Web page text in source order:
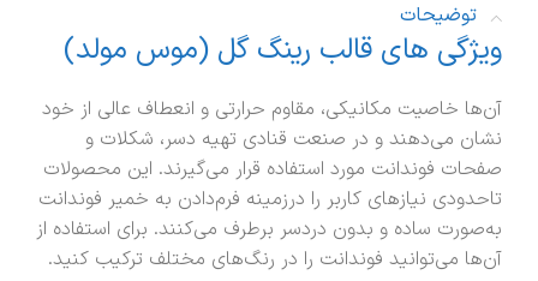
توضیحات
ویژگی های قالب رینگ گل (موس مولد)
آن‌ها خاصیت مکانیکی، مقاوم حرارتی و انعطاف عالی از خود
نشان می‌دهند و در صنعت قنادی تهیه دسر، شکلات و
صفحات فوندانت مورد استفاده قرار می‌گیرند. این محصولات
تاحدودی نیازهای کاربر را درزمینه فرم‌دادن به خمیر فوندانت
به‌صورت ساده و بدون دردسر برطرف می‌کنند. برای استفاده از
آن‌ها می‌توانید فوندانت را در رنگ‌های مختلف ترکیب کنید.